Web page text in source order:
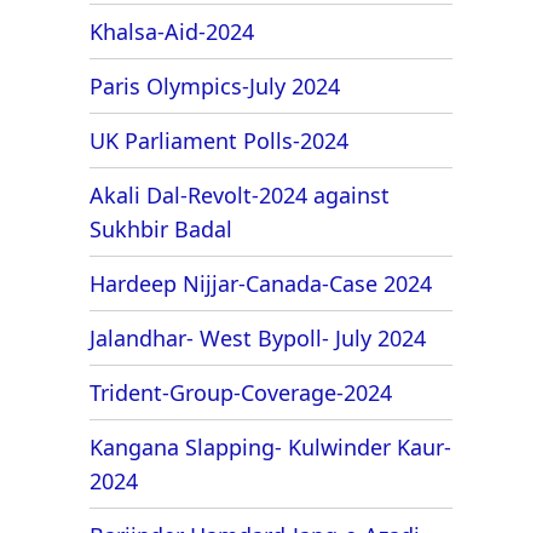
Khalsa-Aid-2024
Paris Olympics-July 2024
UK Parliament Polls-2024
Akali Dal-Revolt-2024 against
Sukhbir Badal
Hardeep Nijjar-Canada-Case 2024
Jalandhar- West Bypoll- July 2024
Trident-Group-Coverage-2024
Kangana Slapping- Kulwinder Kaur-
2024